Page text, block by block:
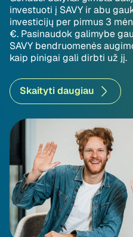
investuoti į SAVY ir abu
investicijų per pirmus 3
€. Pasinaudok galimybe
SAVY bendruomenės
kaip pinigai gali dirbti už jį.
Skaityti daugiau